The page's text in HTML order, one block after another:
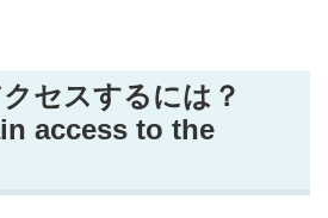
セスするには？
access to the